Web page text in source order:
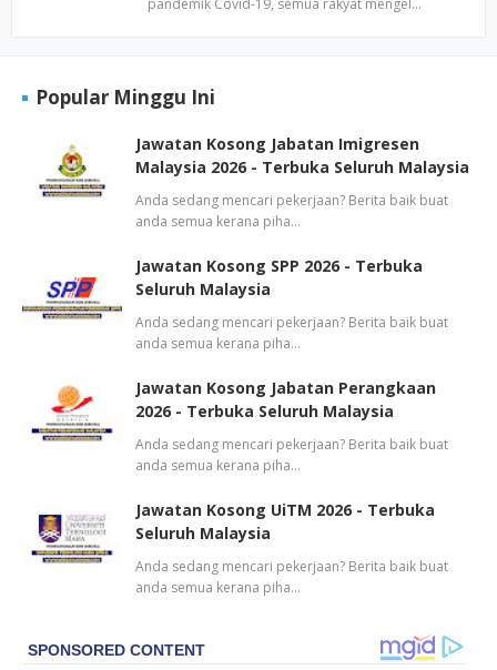
Popular Minggu Ini
Jawatan Kosong Jabatan Imigresen
Malaysia 2026 - Terbuka Seluruh Malaysia
Anda sedang mencari pekerjaan? Berita baik buat
anda semua kerana piha…
Jawatan Kosong SPP 2026 - Terbuka
Seluruh Malaysia
Anda sedang mencari pekerjaan? Berita baik buat
anda semua kerana piha…
Jawatan Kosong Jabatan Perangkaan
2026 - Terbuka Seluruh Malaysia
Anda sedang mencari pekerjaan? Berita baik buat
anda semua kerana piha…
Jawatan Kosong UiTM 2026 - Terbuka
Seluruh Malaysia
Anda sedang mencari pekerjaan? Berita baik buat
anda semua kerana piha…